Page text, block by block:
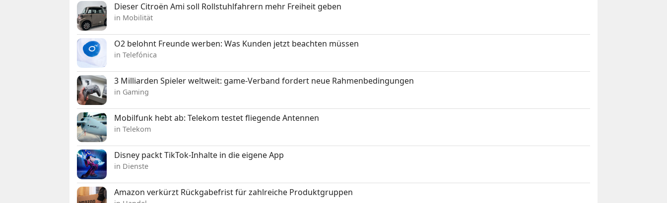
Dieser Citroën Ami soll Rollstuhlfahrern mehr Freiheit geben
in Mobilität
O2 belohnt Freunde werben: Was Kunden jetzt beachten müssen
in Telefónica
3 Milliarden Spieler weltweit: game-Verband fordert neue Rahmenbedingungen
in Gaming
Mobilfunk hebt ab: Telekom testet fliegende Antennen
in Telekom
Disney packt TikTok-Inhalte in die eigene App
in Dienste
Amazon verkürzt Rückgabefrist für zahlreiche Produktgruppen